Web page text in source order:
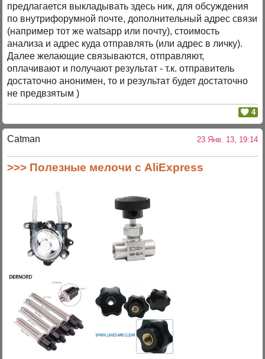
предлагается выкладывать здесь ник, для обсуждения
по внутрифорумной почте, дополнительный адрес связи
(например тот же watsapp или почту), стоимость
анализа и адрес куда отправлять (или адрес в личку).
Далее желающие связываются, отправляют,
оплачивают и получают результат - т.к. отправитель
достаточно анонимен, то и результат будет достаточно
не предвзятым )
4
Catman 23 Янв. 13, 19:14
>>> Полезные мелочи с AliExpress